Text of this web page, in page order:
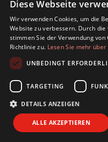
Wohnadressen der
nicht des Spektakels
dem, was es wirklich
Sonnenlicht, Golf,
Marbella zählt, und
zunehmend selten zu
Hochhäuser. Keine
Massenmarkt-Druck,
hereindrängt. Nur
Diese Webseite
Wir verwenden Cookies, um die
Website zu verbessern. Durch
stimmen Sie der Verwendung
Richtlinie zu. Lesen Sie mehr
UNBEDINGT
TARGETING
DETAILS ANZEIGEN
ALLE AKZEPTIEREN